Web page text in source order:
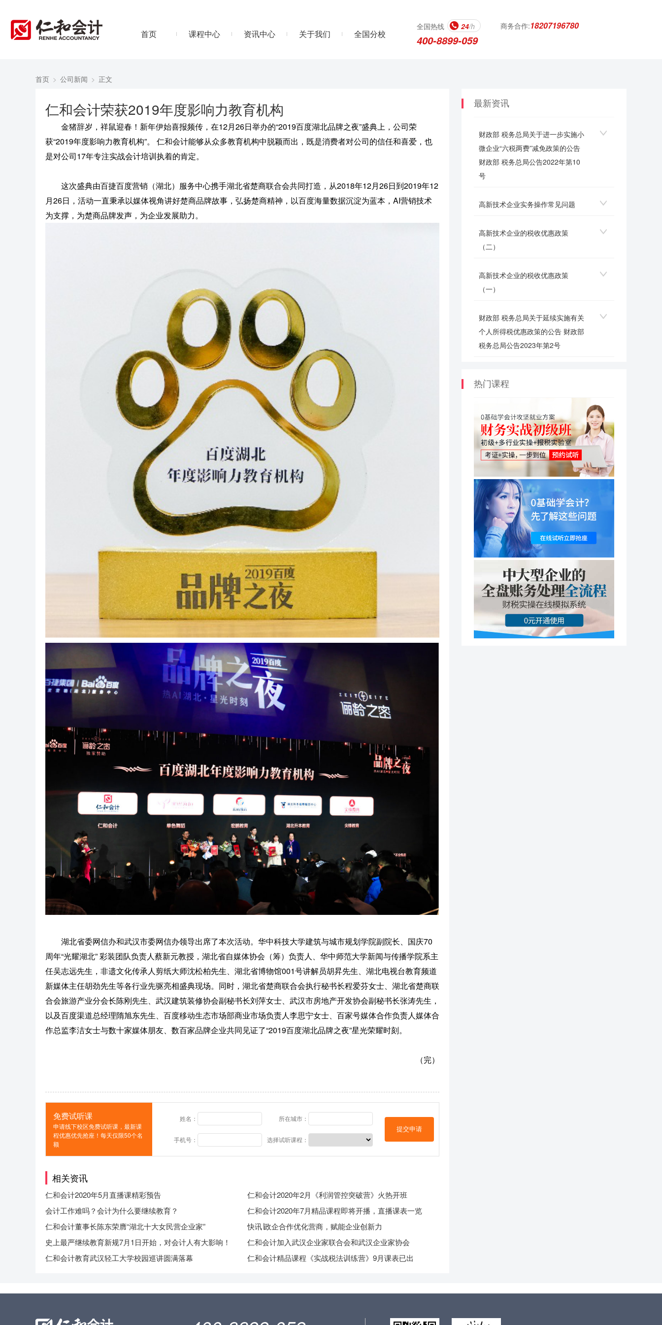
首页 课程中心 资讯中心 关于我们 全国分校
全国热线 24/h
400-8899-059
商务合作:18207196780
首页 > 公司新闻 > 正文
仁和会计荣获2019年度影响力教育机构
金猪辞岁，祥鼠迎春！新年伊始喜报频传，在12月26日举办的“2019百度湖北品牌之夜”盛典上，公司荣
获“2019年度影响力教育机构”。 仁和会计能够从众多教育机构中脱颖而出，既是消费者对公司的信任和喜爱，也
是对公司17年专注实战会计培训执着的肯定。
这次盛典由百捷百度营销（湖北）服务中心携手湖北省楚商联合会共同打造，从2018年12月26日到2019年12
月26日，活动一直秉承以媒体视角讲好楚商品牌故事，弘扬楚商精神，以百度海量数据沉淀为蓝本，AI营销技术
为支撑，为楚商品牌发声，为企业发展助力。
湖北省委网信办和武汉市委网信办领导出席了本次活动。华中科技大学建筑与城市规划学院副院长、国庆70
周年“光耀湖北” 彩装团队负责人蔡新元教授，湖北省自媒体协会（筹）负责人、华中师范大学新闻与传播学院系主
任吴志远先生，非遗文化传承人剪纸大师沈松柏先生、湖北省博物馆001号讲解员胡昇先生、湖北电视台教育频道
新媒体主任胡劲先生等各行业先驱亮相盛典现场。同时，湖北省楚商联合会执行秘书长程爱芬女士、湖北省楚商联
合会旅游产业分会长陈刚先生、武汉建筑装修协会副秘书长刘萍女士、武汉市房地产开发协会副秘书长张涛先生，
以及百度渠道总经理隋旭东先生、百度移动生态市场部商业市场负责人李思宁女士、百家号媒体合作负责人媒体合
作总监李洁女士与数十家媒体朋友、数百家品牌企业共同见证了“2019百度湖北品牌之夜”星光荣耀时刻。
（完）
免费试听课
申请线下校区免费试听课，最新课
程优惠优先抢座！每天仅限50个名
额
姓名： 所在城市：
手机号： 选择试听课程：
提交申请
相关资讯
仁和会计2020年5月直播课精彩预告
仁和会计2020年2月《利润管控突破营》火热开班
会计工作难吗？会计为什么要继续教育？
仁和会计2020年7月精品课程即将开播，直播课表一览
仁和会计董事长陈东荣膺“湖北十大女民营企业家”
快讯∣政企合作优化营商，赋能企业创新力
史上最严继续教育新规7月1日开始，对会计人有大影响！
仁和会计加入武汉企业家联合会和武汉企业家协会
仁和会计教育武汉轻工大学校园巡讲圆满落幕
仁和会计精品课程《实战税法训练营》9月课表已出
最新资讯
财政部 税务总局关于进一步实施小
微企业“六税两费”减免政策的公告
财政部 税务总局公告2022年第10
号
高新技术企业实务操作常见问题
高新技术企业的税收优惠政策
（二）
高新技术企业的税收优惠政策
（一）
财政部 税务总局关于延续实施有关
个人所得税优惠政策的公告 财政部
税务总局公告2023年第2号
热门课程